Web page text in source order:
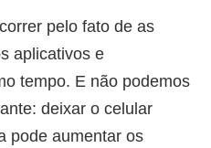
pelo fato de as
aplicativos e
tempo. E não podemos
deixar o celular
pode aumentar os